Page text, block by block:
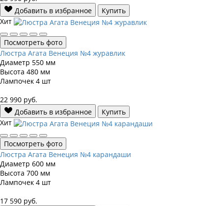
Добавить в избранное
Купить
Хит
Посмотреть фото
Люстра Агата Венеция №4 журавлик
Диаметр 550 мм
Высота 480 мм
Лампочек 4 шт
22 990 руб.
Добавить в избранное
Купить
Хит
Посмотреть фото
Люстра Агата Венеция №4 карандаши
Диаметр 600 мм
Высота 700 мм
Лампочек 4 шт
17 590 руб.